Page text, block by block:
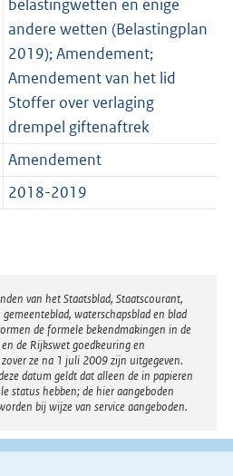
belastingwetten en enige
andere wetten (Belastingplan
2019); Amendement;
Amendement van het lid
Stoffer over verlaging
drempel giftenaftrek
Amendement
2018-2019
van het Staatsblad, Staatscourant,
waterschapsblad en blad
de formele bekendmakingen in de
de Rijkswet goedkeuring en
ze na 1 juli 2009 zijn uitgegeven.
datum geldt dat alleen de in papieren
status hebben; de hier aangeboden
bij wijze van service aangeboden.